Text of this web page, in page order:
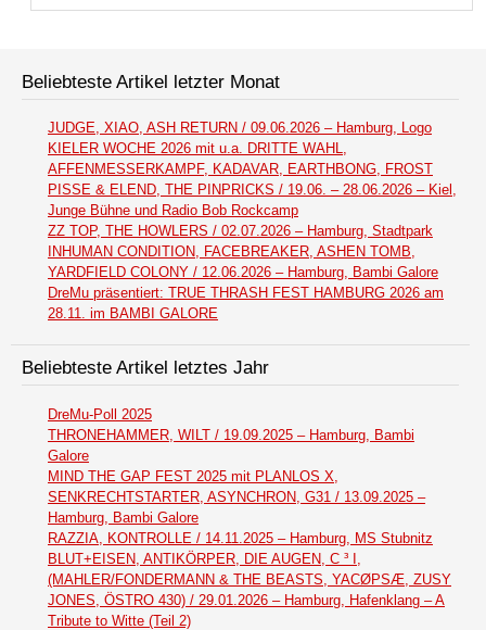
Beliebteste Artikel letzter Monat
JUDGE, XIAO, ASH RETURN / 09.06.2026 – Hamburg, Logo
KIELER WOCHE 2026 mit u.a. DRITTE WAHL,
AFFENMESSERKAMPF, KADAVAR, EARTHBONG, FROST
PISSE & ELEND, THE PINPRICKS / 19.06. – 28.06.2026 – Kiel,
Junge Bühne und Radio Bob Rockcamp
ZZ TOP, THE HOWLERS / 02.07.2026 – Hamburg, Stadtpark
INHUMAN CONDITION, FACEBREAKER, ASHEN TOMB,
YARDFIELD COLONY / 12.06.2026 – Hamburg, Bambi Galore
DreMu präsentiert: TRUE THRASH FEST HAMBURG 2026 am
28.11. im BAMBI GALORE
Beliebteste Artikel letztes Jahr
DreMu-Poll 2025
THRONEHAMMER, WILT / 19.09.2025 – Hamburg, Bambi
Galore
MIND THE GAP FEST 2025 mit PLANLOS X,
SENKRECHTSTARTER, ASYNCHRON, G31 / 13.09.2025 –
Hamburg, Bambi Galore
RAZZIA, KONTROLLE / 14.11.2025 – Hamburg, MS Stubnitz
BLUT+EISEN, ANTIKÖRPER, DIE AUGEN, C ³ I,
(MAHLER/FONDERMANN & THE BEASTS, YACØPSÆ, ZUSY
JONES, ÖSTRO 430) / 29.01.2026 – Hamburg, Hafenklang – A
Tribute to Witte (Teil 2)